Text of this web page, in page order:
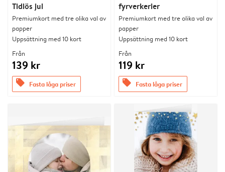
Tidlös jul
Premiumkort med tre olika val av
papper
Uppsättning med 10 kort
Från
139 kr
offers Fasta låga priser
fyrverkerier
Premiumkort med tre olika val av
papper
Uppsättning med 10 kort
Från
119 kr
offers Fasta låga priser